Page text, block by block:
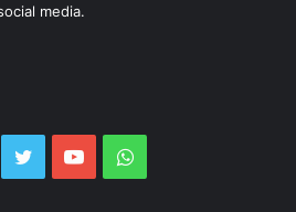
media.
Twitter YouTubeWhatsApp